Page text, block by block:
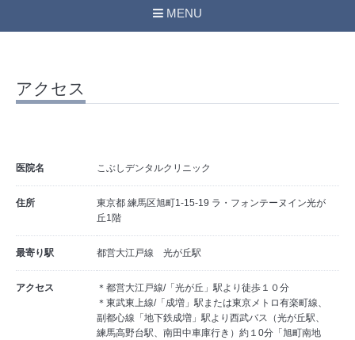
MENU
アクセス
医院名 こぶしデンタルクリニック
住所
東京都 練馬区旭町1-15-19 ラ・フォンテーヌイン光が
丘1階
最寄り駅 都営大江戸線 光が丘駅
アクセス
＊都営大江戸線/「光が丘」駅より徒歩１０分
＊東武東上線/「成増」駅または東京メトロ有楽町線、
副都心線「地下鉄成増」駅より西武バス（光が丘駅、
練馬高野台駅、南田中車庫行き）約１0分「旭町南地